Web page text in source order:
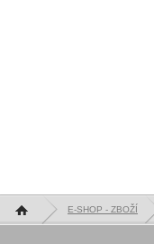
Hlavní stránka E-SHOP - ZBOŽÍ